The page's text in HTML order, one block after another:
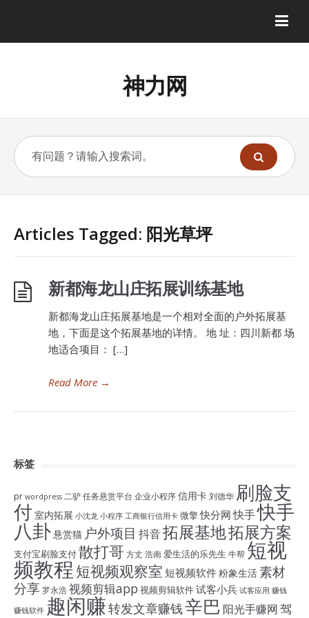
神力网
Articles Tagged: 阳光草坪
新都海龙山庄拓展训练基地
新都海龙山庄拓展基地是一个相对全面的户外拓展基
地，下面是这个拓展基地的详情。 地 址：四川新都 场
地适合项目： […]
Read More →
标签
pr wordpress 二驴任务悬赏平台 企业小程序信用卡刘德华 刷脸支
付 室内拓展 小沈龙 小程序 工商银行信用卡 微擎快分网 快手快手
八卦悬赏猫 户外项目 抖音拓展基地拓展方案
支付宝刷脸支付散打哥 方丈 浩南爱生活的乐先生 牛帮 短视
频教程 短视频观察室 短视频软件粉象生活素材
分享 罗永浩视频剪辑app 视频剪辑软件试客小兵 试客应用 赚钱
赚钱软件 趣闲赚转发文章赚钱辛巴 阳光手赚网驾